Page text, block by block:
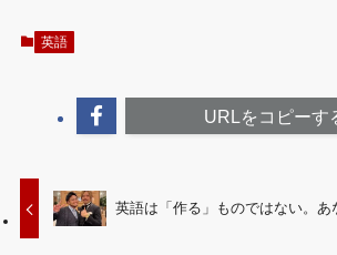
英語
URLをコピーす
英語は「作る」ものではない。あ